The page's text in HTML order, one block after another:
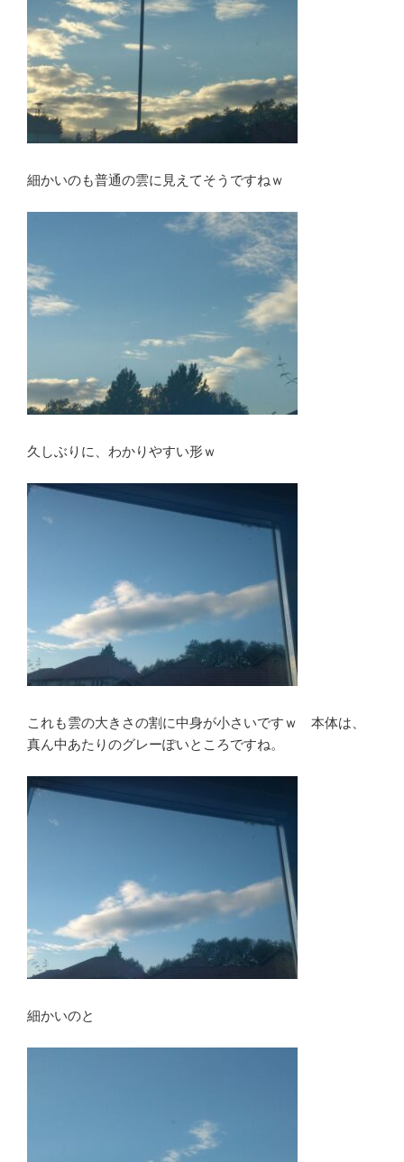
細かいのも普通の雲に見えてそうですねｗ
久しぶりに、わかりやすい形ｗ
これも雲の大きさの割に中身が小さいですｗ 本体は、
真ん中あたりのグレーぽいところですね。
細かいのと